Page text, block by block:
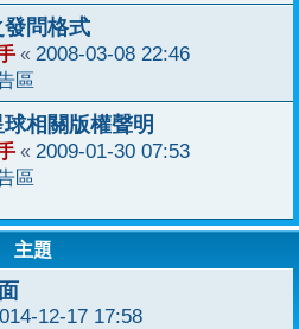
問格式
« 2008-03-08 22:46
區
相關版權聲明
« 2009-01-30 07:53
區
主題
12-17 17:58